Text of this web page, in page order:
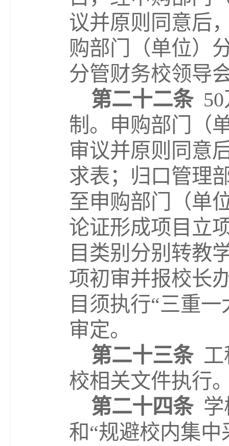
议并原则同意后
购部门（单位）
分管财务校领导
第二十二条 50
制。申购部门（
审议并原则同意
求表；归口管理
至申购部门（单
论证形成项目立
目类别分别转教
项初审并报校长
目须执行“三重一
审定。
第二十三条
校相关文件执行
第二十四条
和“规避校内集中